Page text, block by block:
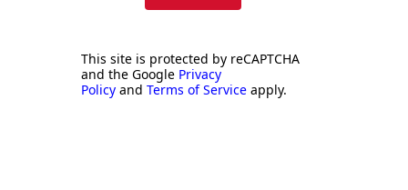
This site is protected by reCAPTCHA
and the Google Privacy
Policy and Terms of Service apply.